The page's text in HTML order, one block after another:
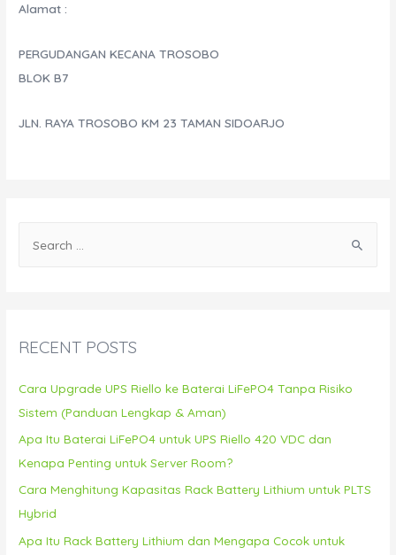
Alamat :
PERGUDANGAN KECANA TROSOBO
BLOK B7
JLN. RAYA TROSOBO KM 23 TAMAN SIDOARJO
h
:
RECENT POSTS
Cara Upgrade UPS Riello ke Baterai LiFePO4 Tanpa Risiko
Sistem (Panduan Lengkap & Aman)
Apa Itu Baterai LiFePO4 untuk UPS Riello 420 VDC dan
Kenapa Penting untuk Server Room?
Cara Menghitung Kapasitas Rack Battery Lithium untuk PLTS
Hybrid
Apa Itu Rack Battery Lithium dan Mengapa Cocok untuk